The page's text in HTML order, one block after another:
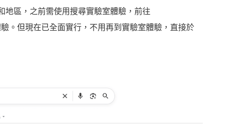
地區，之前需使用搜尋實驗室體驗，前往
。但現在已全面實行，不用再到實驗室體驗，直接於